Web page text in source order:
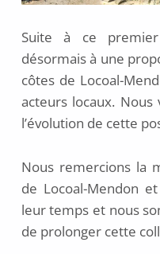
Suite à ce premier
désormais à une
côtes de Locoal-
acteurs locaux.
l’évolution de cette
Nous remercions la
de Locoal-Mendon
leur temps et nous
de prolonger cette